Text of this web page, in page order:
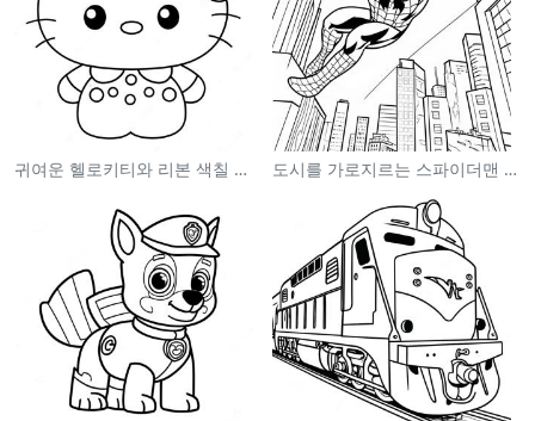
귀여운 헬로키티와 리본 색칠 공부 도시를 가로지르는 스파이더맨 색칠 공부